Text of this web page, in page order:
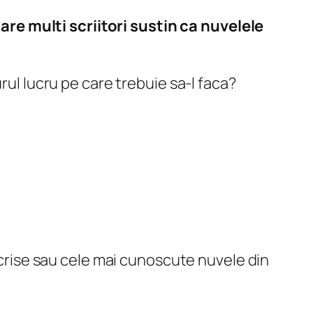
multi scriitori sustin ca nuvelele
lucru pe care trebuie sa-l faca?
sau cele mai cunoscute nuvele din